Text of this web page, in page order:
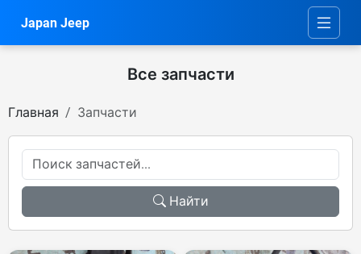
Japan Jeep
Все запчасти
Главная Запчасти
Найти